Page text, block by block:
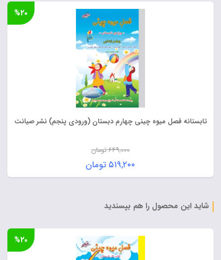
تابستانه فصل میوه چینی چهارم دبستان (ورودی پنجم) نشر صیانت
۶۴۹,۰۰۰تومان
قیمت
اصلی:
بود.
۵۱۹,۲۰۰ تومان
قیمت
۵۱۹,۲۰۰ تومان.
%۲۰
شاید این محصول را هم بپسندید
%۲۰